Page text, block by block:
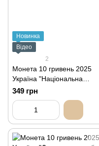
Новинка
Відео
2
Монета 10 гривень 2025
Україна "Національна
гвардія України" (кольорова
серія)
349 грн